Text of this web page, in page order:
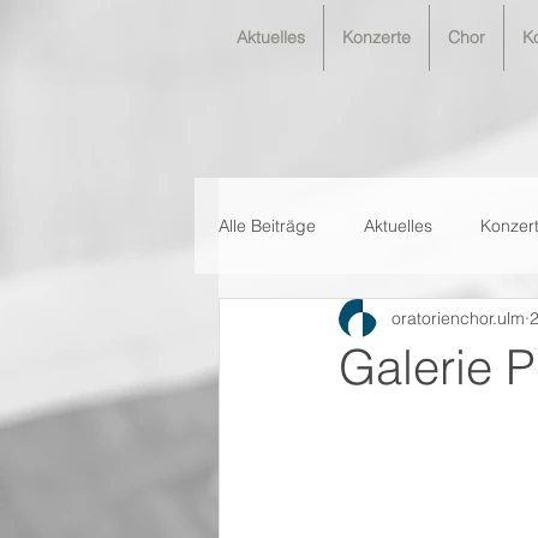
Aktuelles Konzerte Chor
Alle Beiträge Aktuelles
Galerie
oratorienchor.ulm